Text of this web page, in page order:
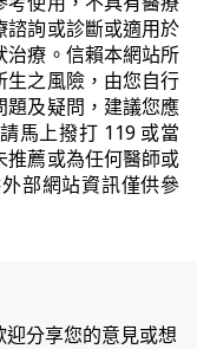
諮詢或診斷或適用於
治療。信賴本網站所
生之風險，由您自行
題及疑問，建議您應
馬上撥打 119 或當
推薦或為任何醫師或
部網站資訊僅供參
分享您的意見或想